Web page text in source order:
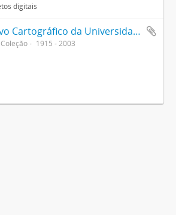
digitais
Acervo Cartográfico da Universidade Federal de Viçosa
Coleção 1915 - 2003